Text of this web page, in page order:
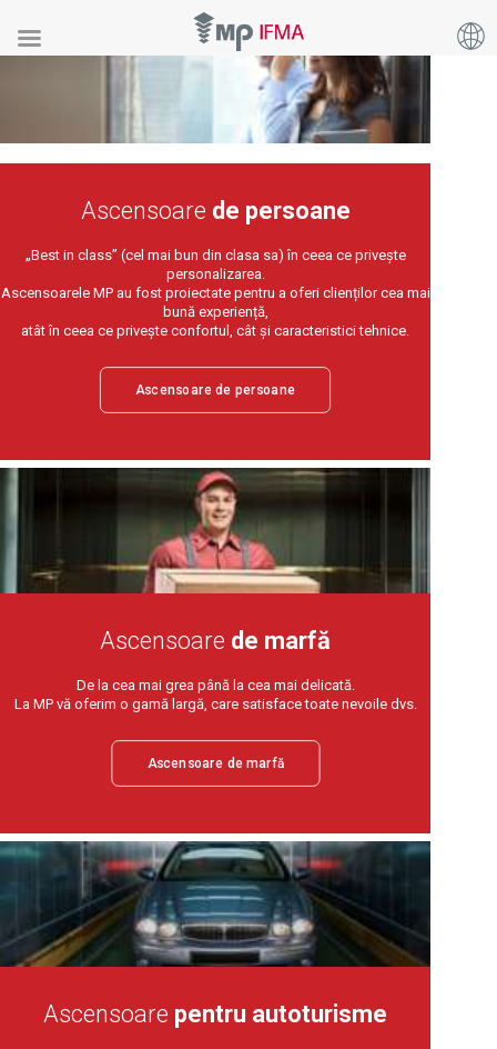
Ascensoare de persoane
„Best in class” (cel mai bun din clasa sa) în ceea ce privește
personalizarea.
Ascensoarele MP au fost proiectate pentru a oferi clienților cea mai
bună experiență,
atât în ceea ce privește confortul, cât și caracteristici tehnice.
Ascensoare de persoane
Ascensoare de marfă
De la cea mai grea până la cea mai delicată.
La MP vă oferim o gamă largă, care satisface toate nevoile dvs.
Ascensoare de marfă
Ascensoare pentru autoturisme